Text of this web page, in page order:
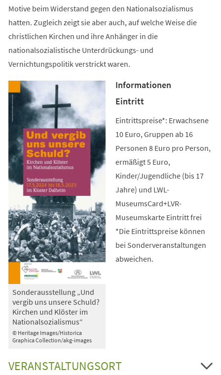
Motive beim Widerstand gegen den Nationalsozialismus
hatten. Zugleich zeigt sie aber auch, auf welche Weise die
christlichen Kirchen und ihre Anhänger in die
nationalsozialistische Unterdrückungs- und
Vernichtungspolitik verstrickt waren.
© Heritage Images/Historica
Graphica Collection/akg-images
Sonderausstellung „Und
vergib uns unsere Schuld?
Kirchen und Klöster im
Nationalsozialismus“
Informationen
Eintritt
Eintrittspreise*: Erwachsene
10 Euro, Gruppen ab 16
Personen 8 Euro pro Person,
ermäßigt 5 Euro,
Kinder/Jugendliche (bis 17
Jahre) und LWL-
MuseumsCard+LVR-
Museumskarte Eintritt frei
*Die Eintrittspreise können
bei Sonderveranstaltungen
abweichen.
VERANSTALTUNGSORT